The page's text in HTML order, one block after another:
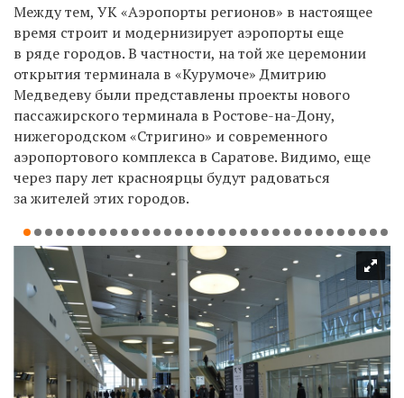
Между тем, УК «Аэропорты регионов» в настоящее
время строит и модернизирует аэропорты еще
в ряде городов. В частности, на той же церемонии
открытия терминала в «Курумоче» Дмитрию
Медведеву были представлены проекты нового
пассажирского терминала в Ростове-на-Дону,
нижегородском «Стригино» и современного
аэропортового комплекса в Саратове. Видимо, еще
через пару лет красноярцы будут радоваться
за жителей этих городов.